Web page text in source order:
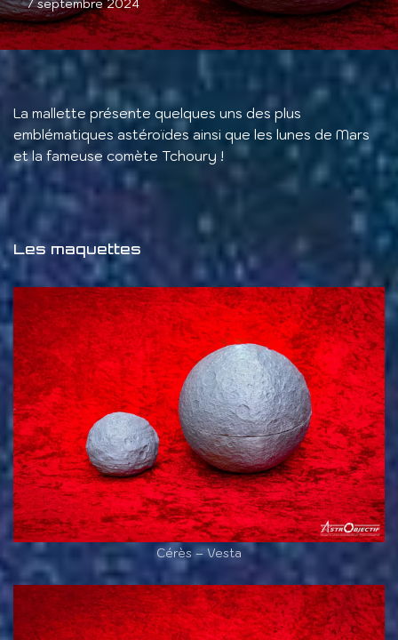
7 septembre 2024
La mallette présente quelques uns des plus
emblématiques astéroïdes ainsi que les lunes de Mars
et la fameuse comète Tchoury !
Les maquettes
Cérès – Vesta